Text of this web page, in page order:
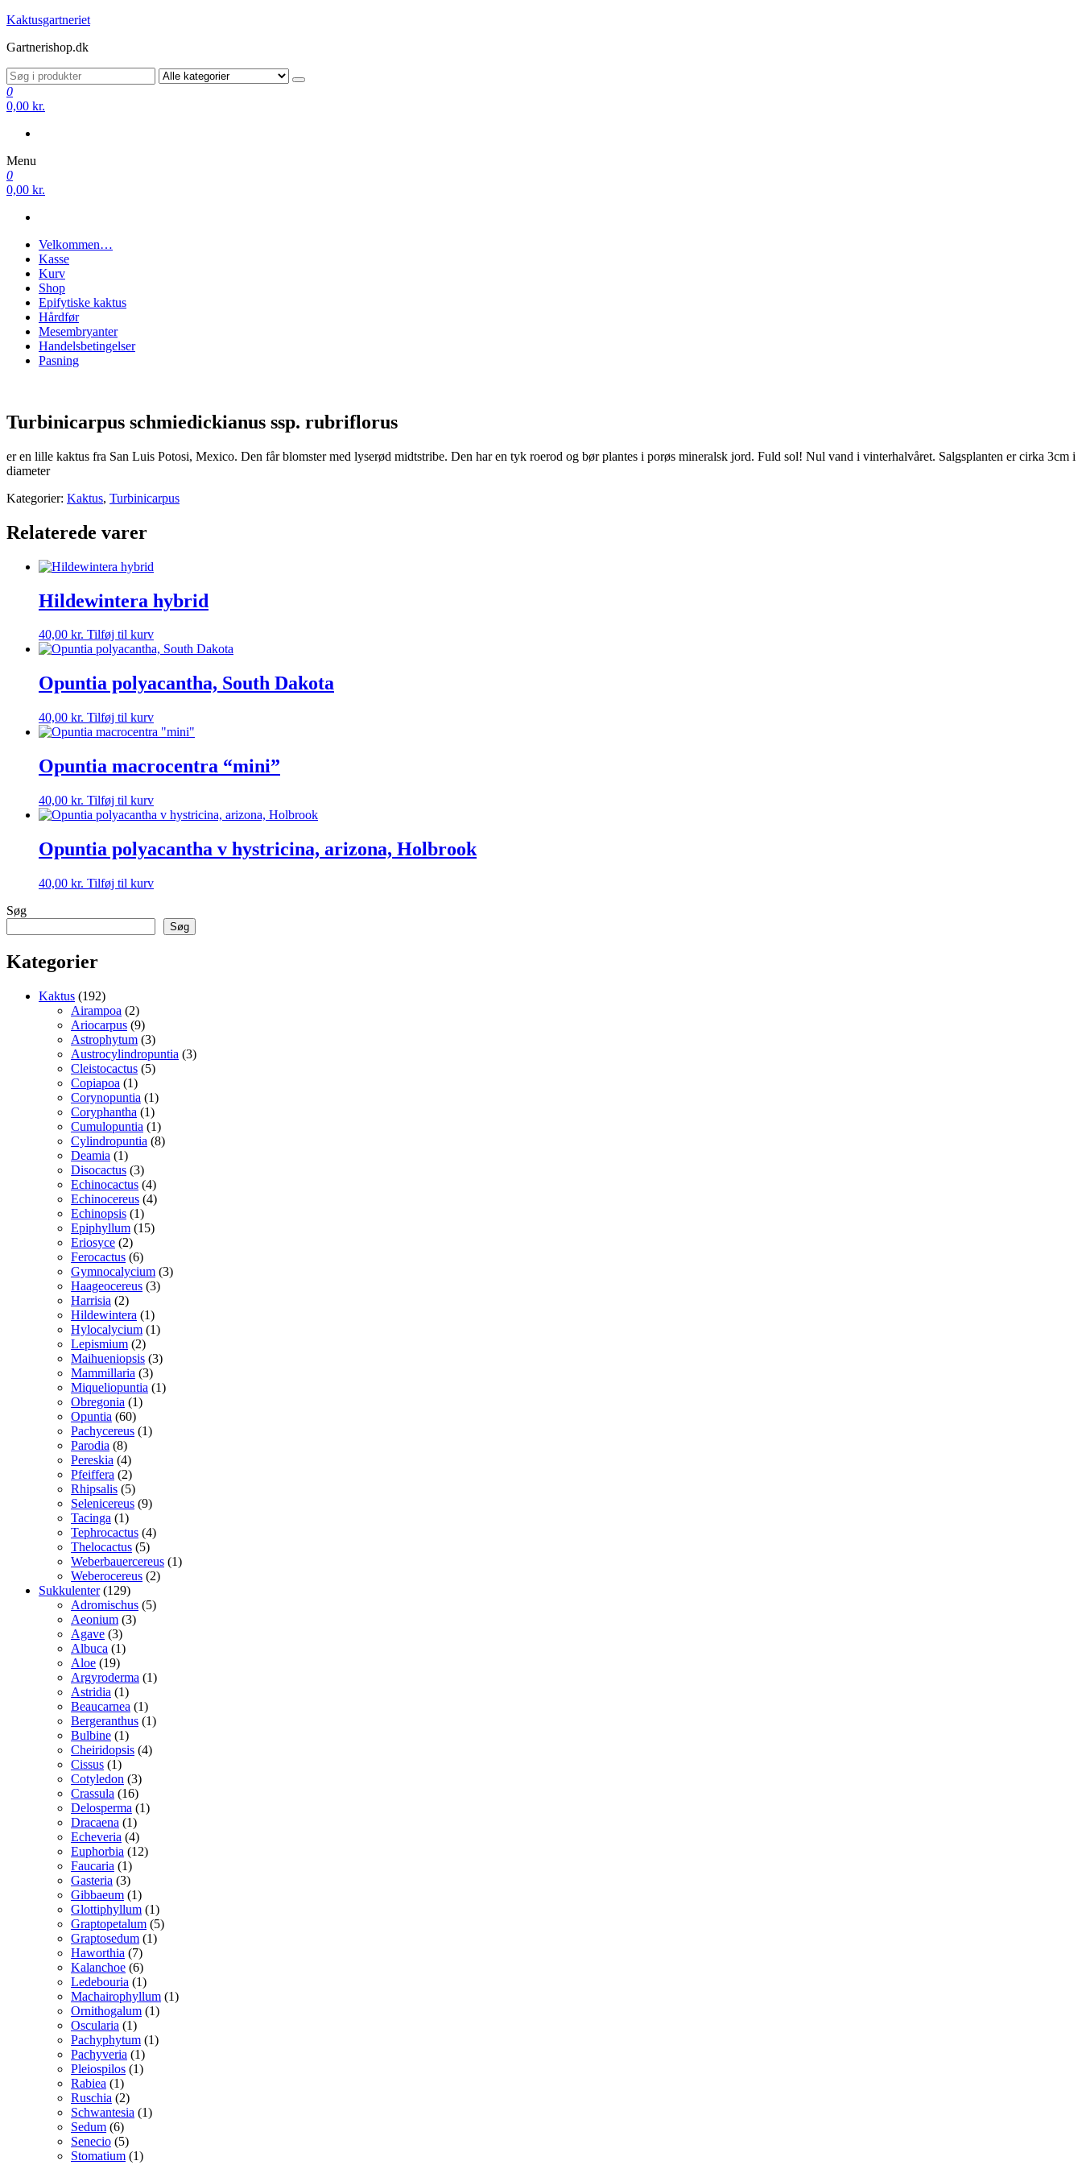
Videre
indhold
Kaktusgartneriet
Gartnerishop.dk
0
0,00 kr.
Menu
0
0,00 kr.
Velkommen…
Kasse
Kurv
Shop
Epifytiske kaktus
Hårdfør
Mesembryanter
Handelsbetingelser
Pasning
Turbinicarpus schmiedickianus ssp. rubriflorus
er en lille kaktus fra San Luis Potosi, Mexico. Den får blomster med lyserød midtstribe. Den har en tyk roerod og bør plantes i porøs mineralsk jord. Fuld sol! Nul vand i vinterhalvåret. Salgsplanten er cirka 3cm i
diameter
Kategorier: Kaktus, Turbinicarpus
Relaterede varer
Hildewintera hybrid
40,00 kr. Tilføj til kurv
Opuntia polyacantha, South Dakota
40,00 kr. Tilføj til kurv
Opuntia macrocentra “mini”
40,00 kr. Tilføj til kurv
Opuntia polyacantha v hystricina, arizona, Holbrook
40,00 kr. Tilføj til kurv
Søg
Søg
Kategorier
Kaktus 192192
varer
Airampoa 22
varer
Ariocarpus 99
varer
Astrophytum 33
varer
Austrocylindropuntia 33
Cleistocactus 55
Copiapoa 11
vare
Corynopuntia 11
vare
Coryphantha 11
vare
Cumulopuntia 11
vare
Cylindropuntia 88
Deamia 11
vare
Disocactus 33
varer
Echinocactus 44
varer
Echinocereus 44
Echinopsis 11
vare
Epiphyllum 1515
Eriosyce 22
varer
Ferocactus 66
varer
Gymnocalycium 33
Haageocereus 33
Harrisia 22
varer
Hildewintera 11
vare
Hylocalycium 11
Lepismium 22
varer
Maihueniopsis 33
Mammillaria 33
varer
Miqueliopuntia 11
Obregonia 11
Opuntia 6060
varer
Pachycereus 11
Parodia 88
varer
Pereskia 44
varer
Pfeiffera 22
varer
Rhipsalis 55
varer
Selenicereus 99
Tacinga 11
vare
Tephrocactus 44
Thelocactus 55
varer
Weberbauercereus 11
Weberocereus 22
Sukkulenter 129129
varer
Adromischus 55
Aeonium 33
Agave 33
varer
Albuca 11
Aloe 1919
varer
Argyroderma 11
Astridia 11
vare
Beaucarnea 11
vare
Bergeranthus 11
Bulbine 11
vare
Cheiridopsis 44
Cissus 11
vare
Cotyledon 33
varer
Crassula 1616
varer
Delosperma 11
Dracaena 11
vare
Echeveria 44
varer
Euphorbia 1212
Faucaria 11
vare
Gasteria 33
varer
Gibbaeum 11
vare
Glottiphyllum 11
vare
Graptopetalum 55
Graptosedum 11
Haworthia 77
varer
Kalanchoe 66
varer
Ledebouria 11
vare
Machairophyllum 11
Ornithogalum 11
Oscularia 11
vare
Pachyphytum 11
Pachyveria 11
vare
Pleiospilos 11
Rabiea 11
vare
Ruschia 22
varer
Schwantesia 11
Sedum 66
varer
Senecio 55
varer
Stomatium 11